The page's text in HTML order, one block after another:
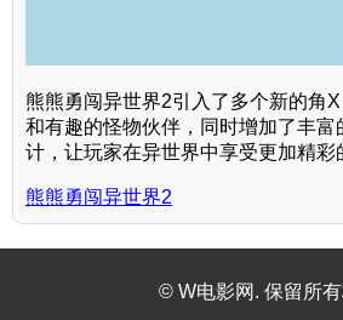
熊熊勇闯异世界2引入了多个新的角
和有趣的怪物伙伴，同时增加了丰富
计，让玩家在异世界中享受更加精彩
熊熊勇闯异世界2
© W电影网. 保留所